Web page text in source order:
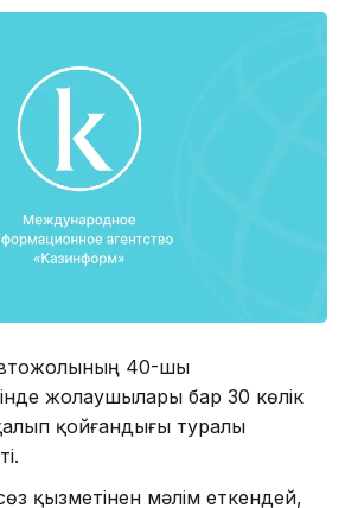
40-шы
жолаушылары бар 30 көлік
қойғандығы туралы
қызметінен мәлім еткендей,